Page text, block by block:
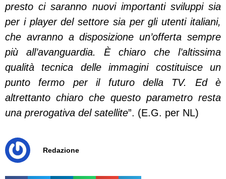
presto ci saranno nuovi importanti sviluppi sia
per i player del settore sia per gli utenti italiani,
che avranno a disposizione un’offerta sempre
più all’avanguardia. È chiaro che l’altissima
qualità tecnica delle immagini costituisce un
punto fermo per il futuro della TV. Ed è
altrettanto chiaro che questo parametro resta
una prerogativa del satellite”. (E.G. per NL)
Redazione